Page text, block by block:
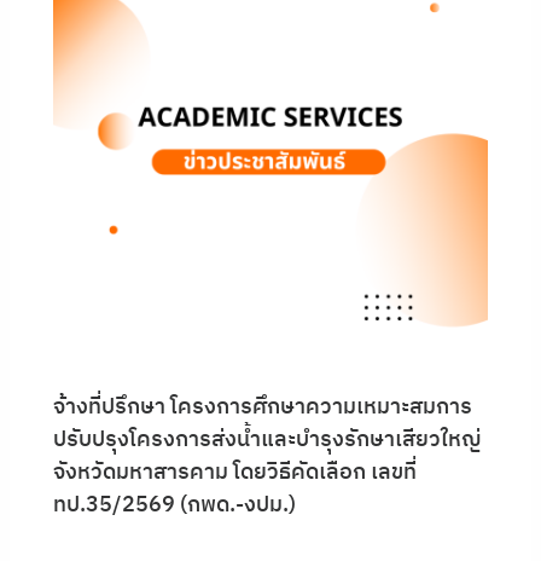
จ้างที่ปรึกษา โครงการศึกษาความเหมาะสมการ
ปรับปรุงโครงการส่งน้ำและบำรุงรักษาเสียวใหญ่
จังหวัดมหาสารคาม โดยวิธีคัดเลือก เลขที่
ทป.35/2569 (กพด.-งปม.)